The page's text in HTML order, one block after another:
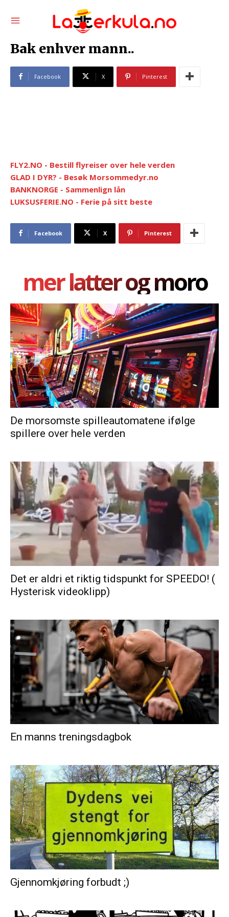
Bak enhver mann..
Facebook X Pinterest
FLY2.NO - Bestill flyreiser over hele verden
GLAD I DYR? - Besøk Morsommedyr.no
BANKNORGE - Sammenlign lån
LUKSUSFERIE.NO - Ferie på sitt beste
Facebook X Pinterest
mer latter og moro
De morsomste spilleautomatene ifølge
spillere over hele verden
Det er aldri et riktig tidspunkt for SPEEDO! (
Hysterisk videoklipp)
En manns treningsdagbok
Gjennomkjøring forbudt ;)